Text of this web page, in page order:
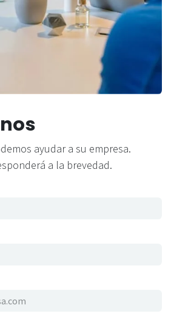
ayudar a su empresa.
a la brevedad.